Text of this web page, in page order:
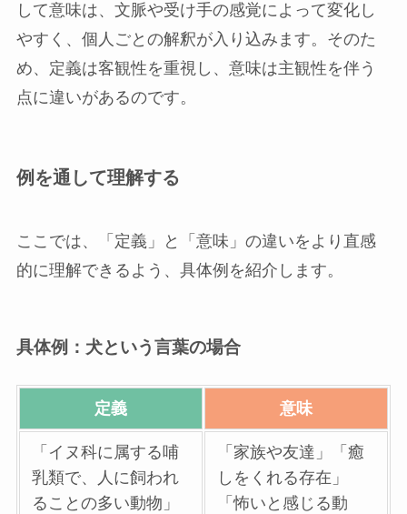
して意味は、文脈や受け手の感覚によって変化し
やすく、個人ごとの解釈が入り込みます。そのた
め、定義は客観性を重視し、意味は主観性を伴う
点に違いがあるのです。
例を通して理解する
ここでは、「定義」と「意味」の違いをより直感
的に理解できるよう、具体例を紹介します。
具体例：犬という言葉の場合
定義 意味
「イヌ科に属する哺
乳類で、人に飼われ
ることの多い動物」
「家族や友達」「癒
しをくれる存在」
「怖いと感じる動